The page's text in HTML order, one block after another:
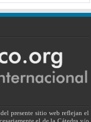
presente sitio web reflejan el